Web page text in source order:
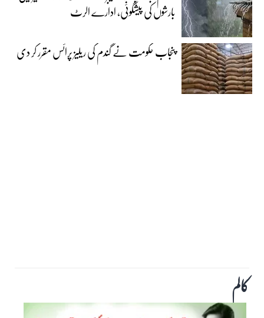
بارشوں کی پیشگوئی، ادارے الرٹ
پنجاب حکومت نے گندم کی ریلیز پرائس مقرر کر دی‎
کالم